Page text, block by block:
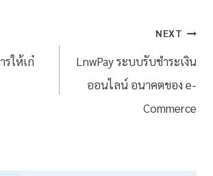
รให้เก๋
NEXT
LnwPay ระบบรับชำระเงิน
ออนไลน์ อนาคตของ e-
Commerce